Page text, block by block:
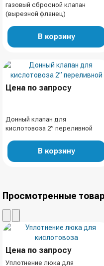
газовый сбросной клапан
(вырезной фланец)
В корзину
Цена по запросу
Донный клапан для
кислотовоза 2” переливной
В корзину
Просмотренные
Цена по запросу
Уплотнение люка для